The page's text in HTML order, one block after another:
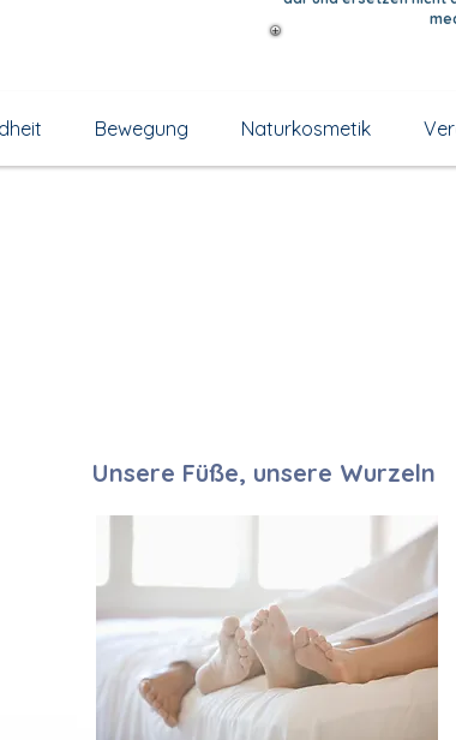
Bewegung Naturkosmetik
Unsere Füße, unsere Wurzeln